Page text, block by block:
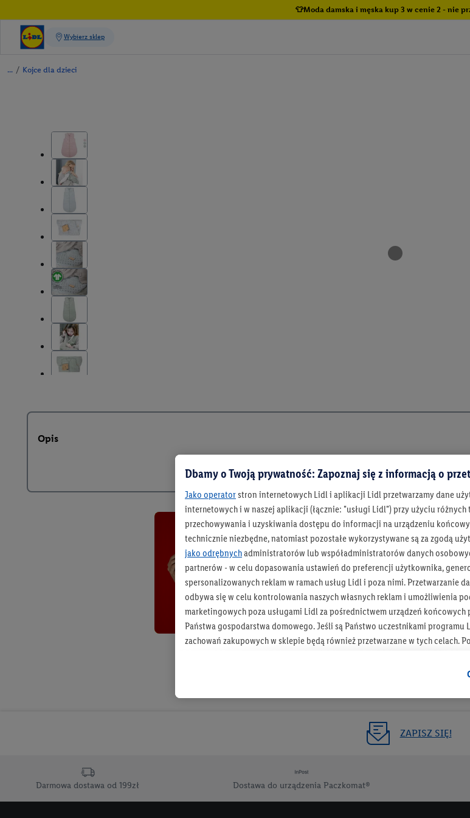
👕Moda damska i męska kup 3 w cenie 2 - nie
/ Kojce dla dzieci
Opis
Bądź
ZAPISZ SIĘ!
Darmowa dostawa od 199zł Dostawa do urządzenia Paczkomat®
Dbamy o Twoją prywatność: Zapoznaj się z informacją o
Jako operatorstron internetowych Lidl i aplikacji Lidl przetwarzamy dane
internetowych i w naszej aplikacji (łącznie: "usługi Lidl") przy użyciu
przechowywania i uzyskiwania dostępu do informacji na urządzeniu
technicznie niezbędne, natomiast pozostałe wykorzystywane są za zgodą
jako odrębnychadministratorów lub współadministratorów danych
partnerów - w celu dopasowania ustawień do preferencji użytkownika,
spersonalizowanych reklam w ramach usług Lidl i poza nimi. Przetwarzanie
odbywa się w celu kontrolowania naszych własnych reklam i umożliwienia
marketingowych poza usługami Lidl za pośrednictwem urządzeń końcowych
Państwa gospodarstwa domowego. Jeśli są Państwo uczestnikami programu
zachowań zakupowych w sklepie będą również przetwarzane w tych celach.
jako niezależny
Tworzenie spersonalizowanych reklam opiera się na generowaniu profili,
informacji z konta klienta - np. wieku lub płci - a także dokładnych danych
urządzenia końcowe i usługi Lidl, w tym przechowywanie lub uzyskiwanie
przetwarzanie odbywa się również w celu pomiaru wydajności/skuteczności
opracowywania ofert oraz zapewnienia bezpieczeństwa technicznego i